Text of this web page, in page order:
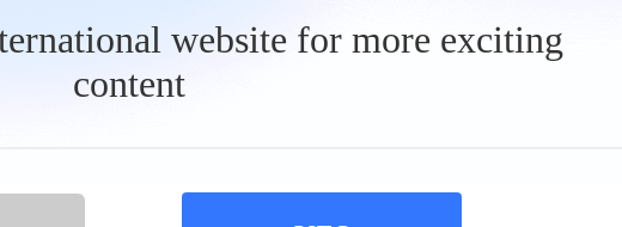
website for more exciting
content